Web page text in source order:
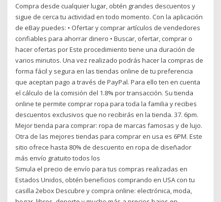
Compra desde cualquier lugar, obtén grandes descuentos y
sigue de cerca tu actividad en todo momento. Con la aplicación
de eBay puedes: • Ofertar y comprar artículos de vendedores
confiables para ahorrar dinero • Buscar, ofertar, comprar o
hacer ofertas por Este procedimiento tiene una duración de
varios minutos. Una vez realizado podrás hacer la compras de
forma fácil y segura en las tiendas online de tu preferencia
que aceptan pago a través de PayPal. Para ello ten en cuenta
el cálculo de la comisión del 1.8% por transacción. Su tienda
online te permite comprar ropa para toda la familia y recibes
descuentos exclusivos que no recibirás en la tienda. 37. 6pm.
Mejor tienda para comprar: ropa de marcas famosas y de lujo.
Otra de las mejores tiendas para comprar en usa es 6PM. Este
sitio ofrece hasta 80% de descuento en ropa de diseñador
más envío gratuito todos los
Simula el precio de envío para tus compras realizadas en
Estados Unidos, obtén beneficios comprando en USA con tu
casilla 2ebox Descubre y compra online: electrónica, moda,